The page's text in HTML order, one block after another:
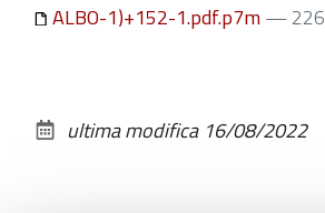
ALBO-1)+152-1.pdf.p7m— 226
documento
ultima modifica 16/08/2022